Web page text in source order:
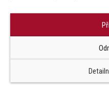
Factory s.r.o. zapovězeno.